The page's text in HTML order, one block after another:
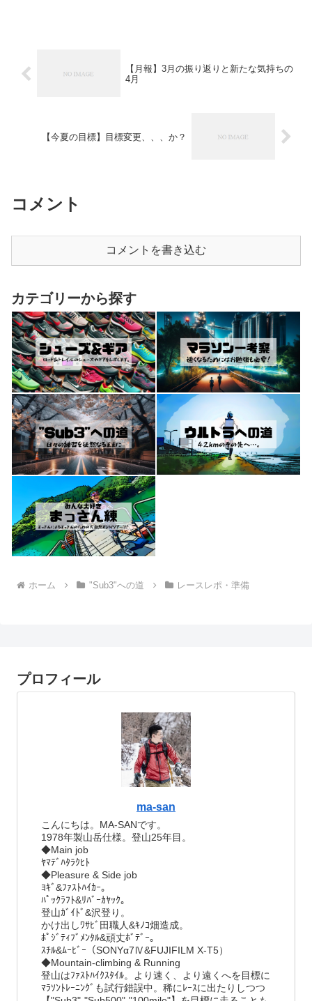
【月報】3月の振り返りと新たな気持ちの
4月
【今夏の目標】目標変更、、、か？
コメント
コメントを書き込む
カテゴリーから探す
ホーム "Sub3"への道 レースレポ・準備
プロフィール
ma-san
こんにちは。MA-SANです。
1978年製山岳仕様。登山25年目。
◆Main job
ﾔﾏﾃﾞﾊﾀﾗｸﾋﾄ
◆Pleasure & Side job
ﾖｷﾞ&ﾌｧｽﾄﾊｲｶｰ。
ﾊﾟｯｸﾗﾌﾄ&ﾘﾊﾞｰｶﾔｯｸ。
登山ｶﾞｲﾄﾞ&沢登り。
かけ出しﾜｻﾋﾞ田職人&ｷﾉｺ畑造成。
ﾎﾟｼﾞﾃｨﾌﾞﾒﾝﾀﾙ&頑丈ﾎﾞﾃﾞｰ。
ｽﾁﾙ&ﾑｰﾋﾞｰ（SONYα7Ⅳ&FUJIFILM X-T5）
◆Mountain-climbing & Running
登山はﾌｧｽﾄﾊｲｸｽﾀｲﾙ。より速く、より遠くへを目標に
ﾏﾗｿﾝﾄﾚｰﾆﾝｸﾞも試行錯誤中。稀にﾚｰｽに出たりしつつ